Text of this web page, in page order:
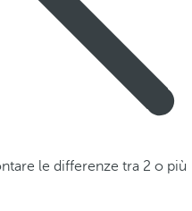
le differenze tra 2 o più